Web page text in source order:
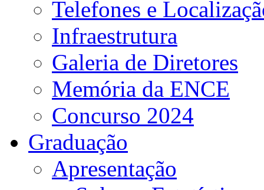
Telefones e
Infraestrutura
Galeria de Diretores
Memória da ENCE
Concurso 2024
Graduação
Apresentação